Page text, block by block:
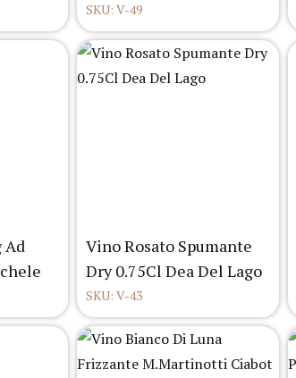
SKU: V-49
Ad
Vino Rosato Spumante
Dry 0.75Cl Dea Del Lago
SKU: V-43